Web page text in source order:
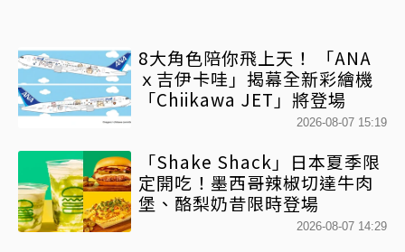
8大角色陪你飛上天！ 「ANA
ｘ吉伊卡哇」揭幕全新彩繪機
「Chiikawa JET」將登場
2026-08-07 15:19
「Shake Shack」日本夏季限
定開吃！墨西哥辣椒切達牛肉
堡、酪梨奶昔限時登場
2026-08-07 14:29